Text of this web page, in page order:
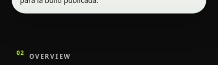
02 OVERVIEW